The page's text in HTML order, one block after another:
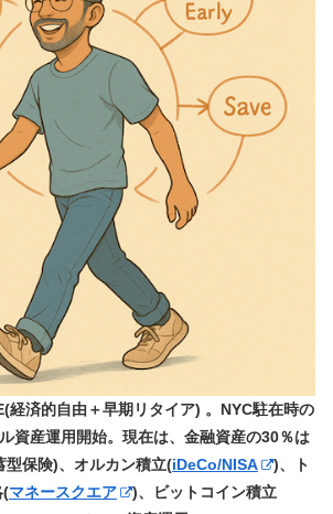
経済的自由＋早期リタイア) 。NYC駐在時の
資産運用開始。現在は、金融資産の30％は
型保険)、オルカン積立(iDeCo/NISA
)、ト
(マネースクエア
)、ビットコイン積立